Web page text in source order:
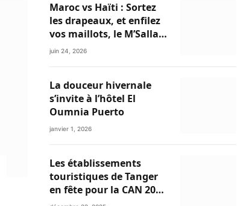
Maroc vs Haïti : Sortez
les drapeaux, et enfilez
vos maillots, le M’Sallah
Garden Club et Le Relais
juin 24, 2026
La douceur hivernale
s’invite à l’hôtel El
Oumnia Puerto
janvier 1, 2026
Les établissements
touristiques de Tanger
en fête pour la CAN 2025
et les festivités de fin